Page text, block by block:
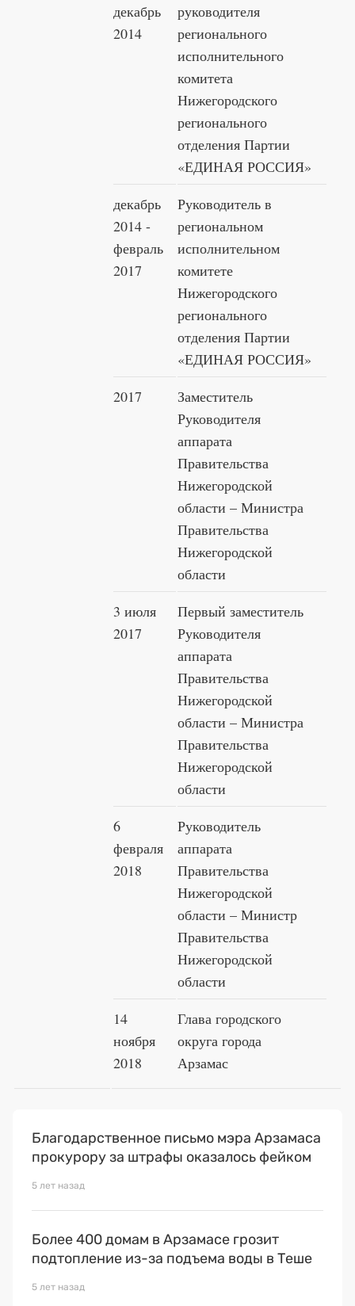
декабрь
2014
руководителя
регионального
исполнительного
комитета
Нижегородского
регионального
отделения Партии
«ЕДИНАЯ РОССИЯ»
декабрь
2014 -
февраль
2017
Руководитель в
региональном
исполнительном
комитете
Нижегородского
регионального
отделения Партии
«ЕДИНАЯ РОССИЯ»
2017
Заместитель
Руководителя
аппарата
Правительства
Нижегородской
области – Министра
Правительства
Нижегородской
области
3 июля
2017
Первый заместитель
Руководителя
аппарата
Правительства
Нижегородской
области – Министра
Правительства
Нижегородской
области
6
февраля
2018
Руководитель
аппарата
Правительства
Нижегородской
области – Министр
Правительства
Нижегородской
области
14
ноября
2018
Глава городского
округа города
Арзамас
Благодарственное письмо мэра Арзамаса
прокурору за штрафы оказалось фейком
5 лет назад
Более 400 домам в Арзамасе грозит
подтопление из-за подъема воды в Теше
5 лет назад